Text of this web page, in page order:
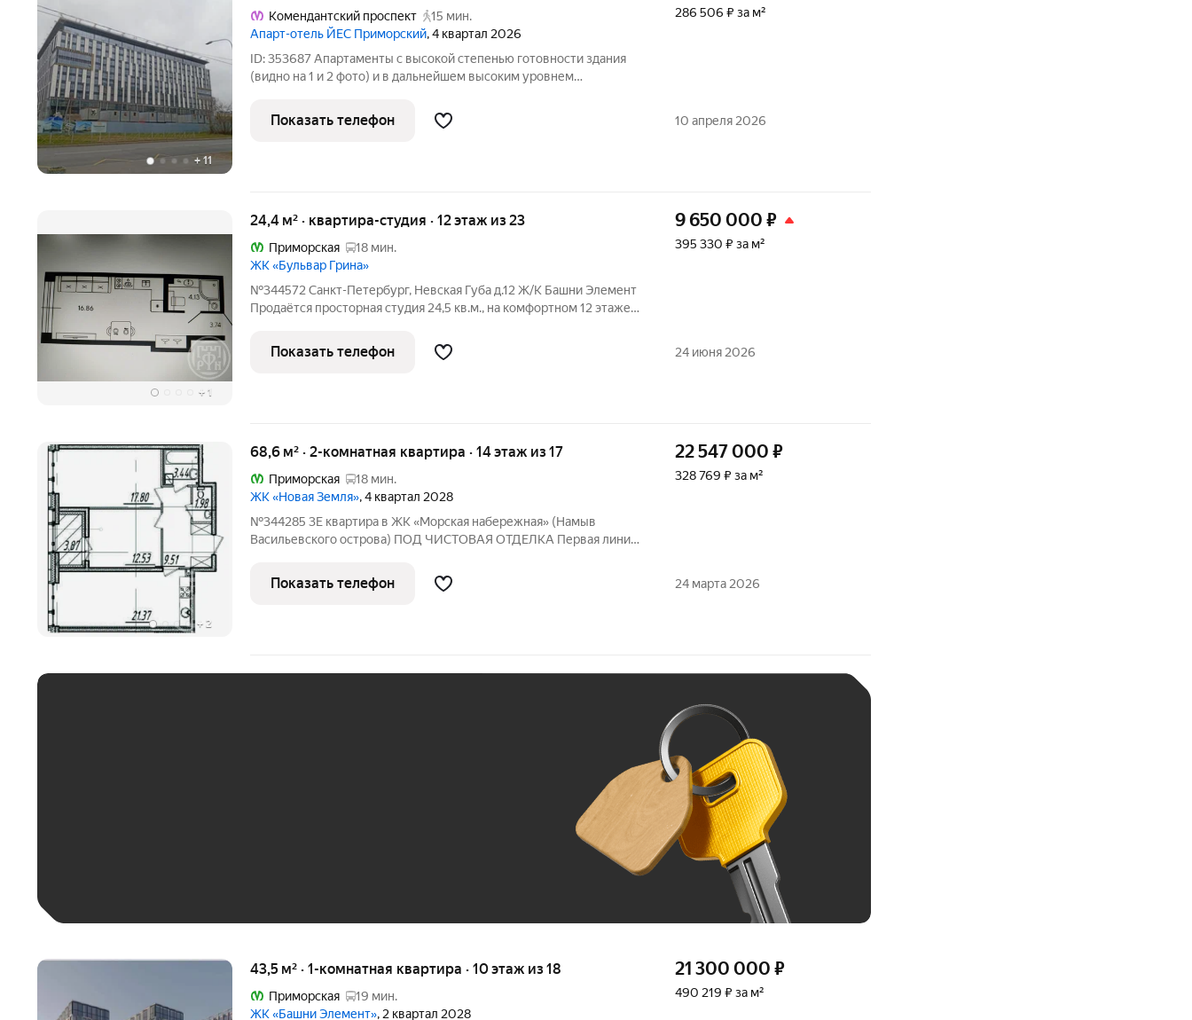
+ 11
Комендантский проспект
15 мин.
Апарт-отель ЙЕС Приморский, 4 квартал 2026
ID: 353687 Апартаменты с высокой степенью готовности здания
(видно на 1 и 2 фото) и в дальнейшем высоким уровнем
Продажа по переуступке, от собственника. Полная стоимость в
договоре. Компактная и
286 506 ₽ за м²
Показать телефон 10 апреля 2026
+ 1
24,4 м² · квартира-студия · 12 этаж из 23
Приморская
18 мин.
ЖК «Бульвар Грина»
№344572 Санкт-Петербург, Невская Губа д.12 Ж/К Башни Элемент
Продаётся просторная студия 24,5 кв.м., на комфортном 12 этаже,
у застройщика. Ввод в эксплуатацию II кв. 2028 г , передача
9 650 000 ₽
395 330 ₽ за м²
Показать телефон 24 июня 2026
+ 2
68,6 м² · 2-комнатная квартира · 14 этаж из 17
Приморская
18 мин.
ЖК «Новая Земля», 4 квартал 2028
№344285 3Е квартира в ЖК «Морская набережная» (Намыв
Васильевского острова) ПОД ЧИСТОВАЯ ОТДЕЛКА Первая линия,
функциональная, с хорошей ровной планировкой идеальна для
семьи Возможна
22 547 000 ₽
328 769 ₽ за м²
Показать телефон 24 марта 2026
43,5 м² · 1-комнатная квартира · 10 этаж из 18
Приморская
19 мин.
ЖК «Башни Элемент», 2 квартал 2028
21 300 000 ₽
490 219 ₽ за м²